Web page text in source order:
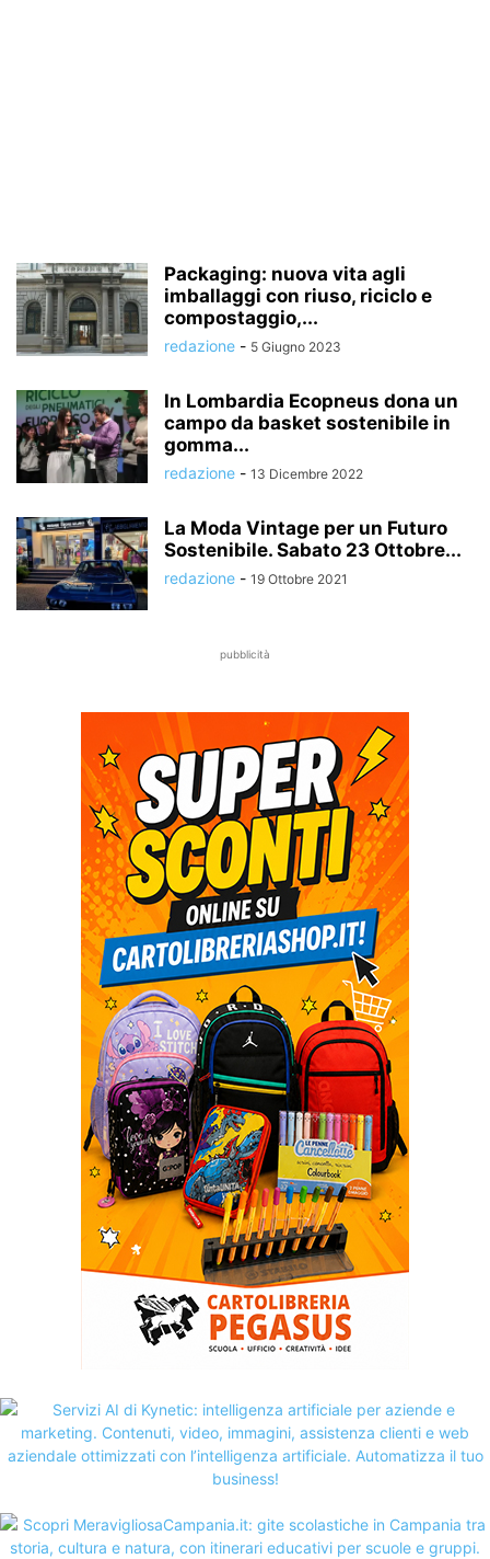
Packaging: nuova vita agli
imballaggi con riuso, riciclo e
compostaggio,...
redazione - 5 Giugno 2023
In Lombardia Ecopneus dona un
campo da basket sostenibile in
gomma...
redazione - 13 Dicembre 2022
La Moda Vintage per un Futuro
Sostenibile. Sabato 23 Ottobre...
redazione - 19 Ottobre 2021
pubblicità